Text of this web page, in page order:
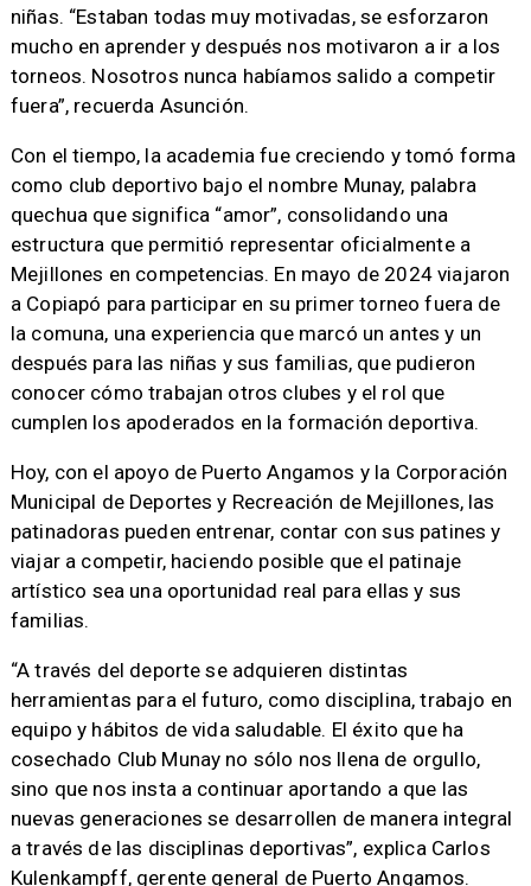
niñas. “Estaban todas muy motivadas, se esforzaron
mucho en aprender y después nos motivaron a ir a los
torneos. Nosotros nunca habíamos salido a competir
fuera”, recuerda Asunción.
Con el tiempo, la academia fue creciendo y tomó forma
como club deportivo bajo el nombre Munay, palabra
quechua que significa “amor”, consolidando una
estructura que permitió representar oficialmente a
Mejillones en competencias. En mayo de 2024 viajaron
a Copiapó para participar en su primer torneo fuera de
la comuna, una experiencia que marcó un antes y un
después para las niñas y sus familias, que pudieron
conocer cómo trabajan otros clubes y el rol que
cumplen los apoderados en la formación deportiva.
Hoy, con el apoyo de Puerto Angamos y la Corporación
Municipal de Deportes y Recreación de Mejillones, las
patinadoras pueden entrenar, contar con sus patines y
viajar a competir, haciendo posible que el patinaje
artístico sea una oportunidad real para ellas y sus
familias.
“A través del deporte se adquieren distintas
herramientas para el futuro, como disciplina, trabajo en
equipo y hábitos de vida saludable. El éxito que ha
cosechado Club Munay no sólo nos llena de orgullo,
sino que nos insta a continuar aportando a que las
nuevas generaciones se desarrollen de manera integral
a través de las disciplinas deportivas”, explica Carlos
Kulenkampff, gerente general de Puerto Angamos.